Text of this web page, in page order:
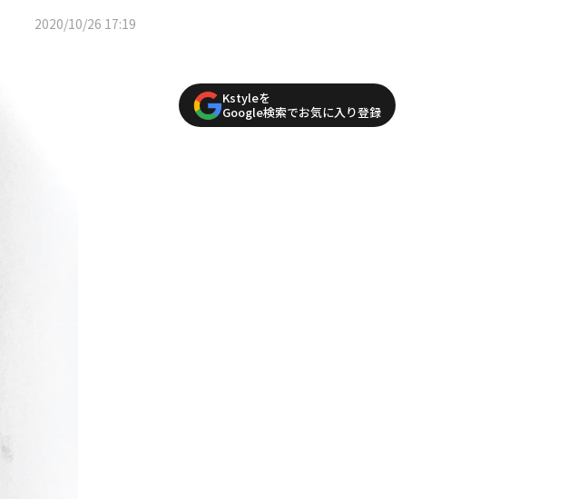
2020/10/26 17:19
Kstyleを
Google検索でお気に入り登録